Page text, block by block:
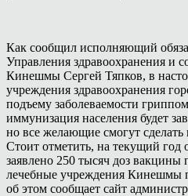
Как сообщил исполняющий
Управления здравоохранения и
Кинешмы Сергей Тяпков, в
учреждения здравоохранения
подъему заболеваемости
иммунизация населения будет
но все желающие смогут
Стоит отметить, на текущий год
заявлено 250 тысяч доз вакцины
лечебные учреждения Кинешмы
об этом сообщает сайт